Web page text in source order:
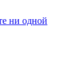
ни одной